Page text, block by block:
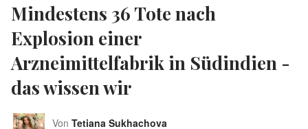
Mindestens 36 Tote nach
Explosion einer
Arzneimittelfabrik in Südindien -
das wissen wir
Von Tetiana Sukhachova